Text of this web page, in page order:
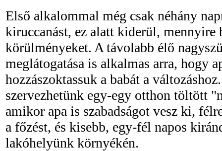
Első alkalommal még csak néhány
kiruccanást, ez alatt kiderül, mennyire
körülményeket. A távolabb élő
meglátogatása is alkalmas arra, hogy
hozzászoktassuk a babát a
szervezhetünk egy-egy otthon töltött
amikor apa is szabadságot vesz ki,
a főzést, és kisebb, egy-fél napos
lakóhelyünk környékén.